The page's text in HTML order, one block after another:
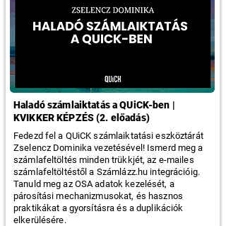
Haladó számlaiktatás a QUiCK-ben |
KVIKKER KÉPZÉS (2. előadás)
Fedezd fel a QUiCK számlaiktatási eszköztárát
Zselencz Dominika vezetésével! Ismerd meg a
számlafeltöltés minden trükkjét, az e-mailes
számlafeltöltéstől a Számlázz.hu integrációig.
Tanuld meg az OSA adatok kezelését, a
párosítási mechanizmusokat, és hasznos
praktikákat a gyorsításra és a duplikációk
elkerülésére.